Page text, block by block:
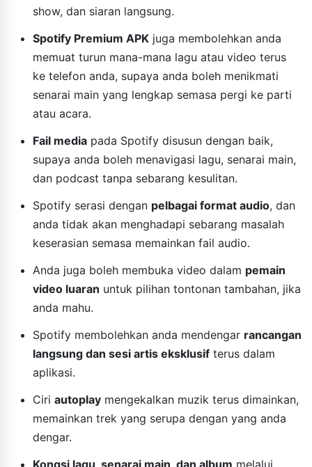
show, dan siaran langsung.
Spotify Premium APK juga membolehkan anda
memuat turun mana-mana lagu atau video terus
ke telefon anda, supaya anda boleh menikmati
senarai main yang lengkap semasa pergi ke parti
atau acara.
Fail media pada Spotify disusun dengan baik,
supaya anda boleh menavigasi lagu, senarai main,
dan podcast tanpa sebarang kesulitan.
Spotify serasi dengan pelbagai format audio, dan
anda tidak akan menghadapi sebarang masalah
keserasian semasa memainkan fail audio.
Anda juga boleh membuka video dalam pemain
video luaran untuk pilihan tontonan tambahan, jika
anda mahu.
Spotify membolehkan anda mendengar rancangan
langsung dan sesi artis eksklusif terus dalam
aplikasi.
Ciri autoplay mengekalkan muzik terus dimainkan,
memainkan trek yang serupa dengan yang anda
dengar.
Kongsi lagu, senarai main, dan album melalui